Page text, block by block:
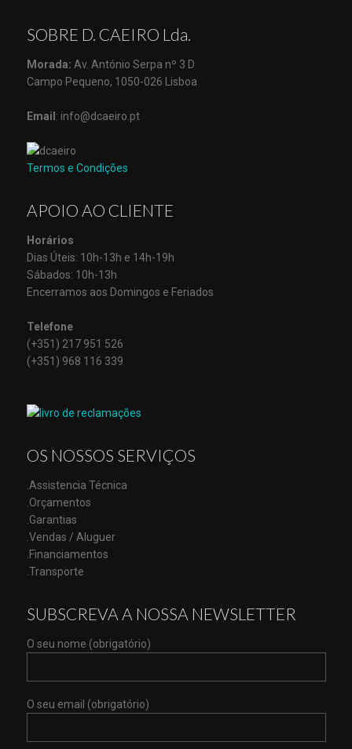
SOBRE D. CAEIRO Lda.
Morada: Av. António Serpa nº 3 D
Campo Pequeno, 1050-026 Lisboa
Email : info@dcaeiro.pt
Termos e Condições
APOIO AO CLIENTE
Horários
Dias Úteis: 10h-13h e 14h-19h
Sábados: 10h-13h
Encerramos aos Domingos e Feriados
Telefone
(+351) 217 951 526
(+351) 968 116 339
OS NOSSOS SERVIÇOS
.Assistencia Técnica
.Orçamentos
.Garantias
.Vendas / Aluguer
.Financiamentos
.Transporte
SUBSCREVA A NOSSA NEWSLETTER
O seu nome (obrigatório)
O seu email (obrigatório)